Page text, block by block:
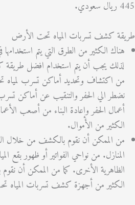
كشف تسربات المياه تحت الأرض
الكثير من الطرق التي يتم استخدامها في
يجب أن يتم استخدام افضل طريقة كشف
اكتشاف وتحديد أماكن تسرب لمياه
الي الحفر والتنقيب عن أماكن تسرب
الحفر وإعادة البناء من أصعب
من الأموال.
الممكن أن نقوم بالكشف من خلال
من نواحي الفواتير أو ظهور بقع المياه
الأخرى. كما من الممكن أن نقوم
من أجهزة كشف تسربات المياه تحت